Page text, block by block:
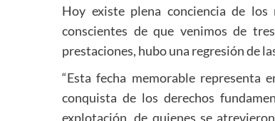
Hoy existe plena conciencia de
conscientes de que venimos de
prestaciones, hubo una regresión de
“Esta fecha memorable
conquista de los derechos
explotación, de quienes se